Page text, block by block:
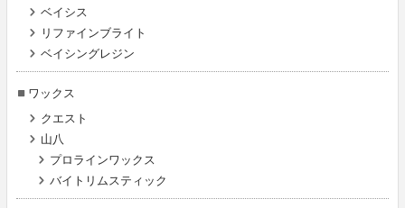
ベイシス
リファインブライト
ベイシングレジン
ワックス
クエスト
山八
プロラインワックス
バイトリムスティック